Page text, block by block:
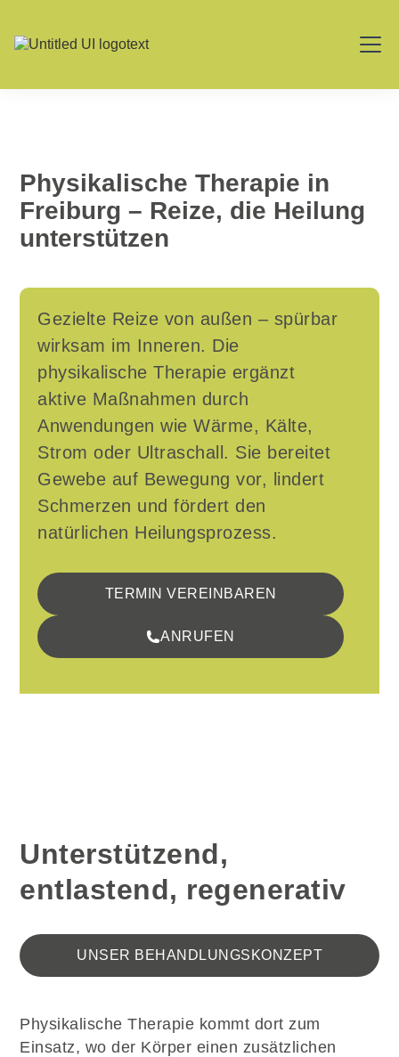
Physikalische Therapie in
Freiburg – Reize, die Heilung
unterstützen
Gezielte Reize von außen – spürbar
wirksam im Inneren. Die
physikalische Therapie ergänzt
aktive Maßnahmen durch
Anwendungen wie Wärme, Kälte,
Strom oder Ultraschall. Sie bereitet
Gewebe auf Bewegung vor, lindert
Schmerzen und fördert den
natürlichen Heilungsprozess.
TERMIN VEREINBAREN
ANRUFEN
Unterstützend,
entlastend, regenerativ
UNSER BEHANDLUNGSKONZEPT
Physikalische Therapie kommt dort zum
Einsatz, wo der Körper einen zusätzlichen